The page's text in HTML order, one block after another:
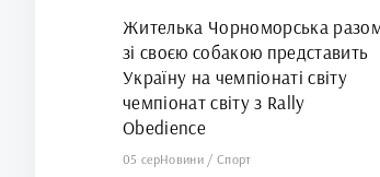
Жителька Чорноморська
зі своєю собакою представить
Україну на чемпіонаті світу
чемпіонат світу з Rally
Obedience
05 серНовини /Спорт